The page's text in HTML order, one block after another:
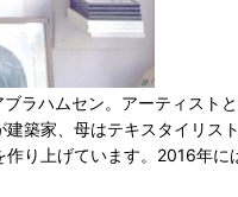
ハムセン。アーティスト
築家、母はテキスタイリ
り上げています。2016年